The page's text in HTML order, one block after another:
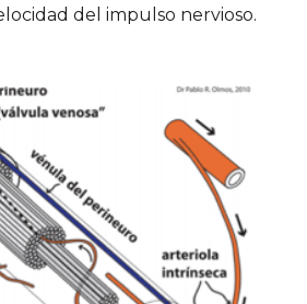
del impulso nervioso.